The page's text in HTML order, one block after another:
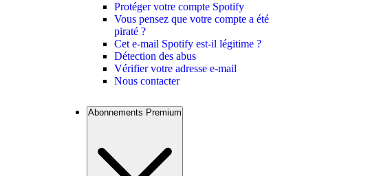
Protéger votre compte Spotify
Vous pensez que votre compte a été
piraté ?
Cet e-mail Spotify est-il légitime ?
Détection des abus
Vérifier votre adresse e-mail
Nous contacter
Abonnements Premium